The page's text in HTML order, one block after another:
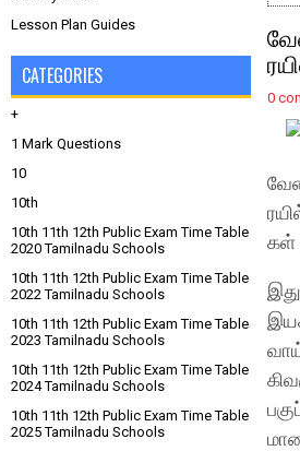
0
கள்
Lesson Plan Guides
CATEGORIES
+
1 Mark Questions
10
10th
10th 11th 12th Public Exam Time Table
2020 Tamilnadu Schools
10th 11th 12th Public Exam Time Table
2022 Tamilnadu Schools
10th 11th 12th Public Exam Time Table
2023 Tamilnadu Schools
10th 11th 12th Public Exam Time Table
2024 Tamilnadu Schools
10th 11th 12th Public Exam Time Table
2025 Tamilnadu Schools